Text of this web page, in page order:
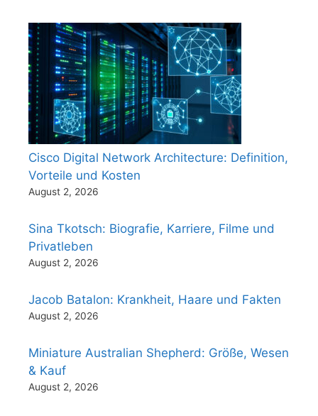
Cisco Digital Network Architecture: Definition,
Vorteile und Kosten
August 2, 2026
Sina Tkotsch: Biografie, Karriere, Filme und
Privatleben
August 2, 2026
Jacob Batalon: Krankheit, Haare und Fakten
August 2, 2026
Miniature Australian Shepherd: Größe, Wesen
& Kauf
August 2, 2026